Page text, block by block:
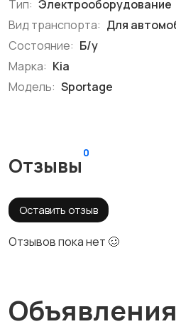
Тип: Электрооборудование
Вид транспорта: Для
Состояние: Б/у
Марка: Kia
Модель: Sportage
Отзывы
0
Оставить отзыв
Отзывов пока нет 🥴